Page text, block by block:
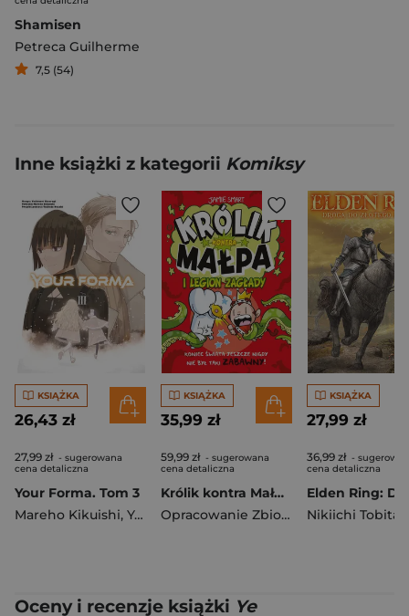
Shamisen
Petreca Guilherme
7,5 (54)
Inne książki z kategorii Komiksy
KSIĄŻKA
26,43 zł
27,99 zł - sugerowana
cena detaliczna
Your Forma. Tom 3
Mareho Kikuishi, Yoshinori Kisaragi
KSIĄŻKA
35,99 zł
59,99 zł - sugerowana
cena detaliczna
Królik kontra Małpa i legion zagłady. Tom 3
Opracowanie Zbiorowe
KSIĄŻKA
27,99 zł
36,99 zł -
cena detaliczna
Nikiichi Tobita
Oceny i recenzje książki Ye